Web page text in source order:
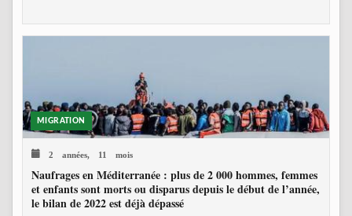
MIGRATION
2 années, 11 mois
Naufrages en Méditerranée : plus de 2 000 hommes, femmes
et enfants sont morts ou disparus depuis le début de l’année,
le bilan de 2022 est déjà dépassé